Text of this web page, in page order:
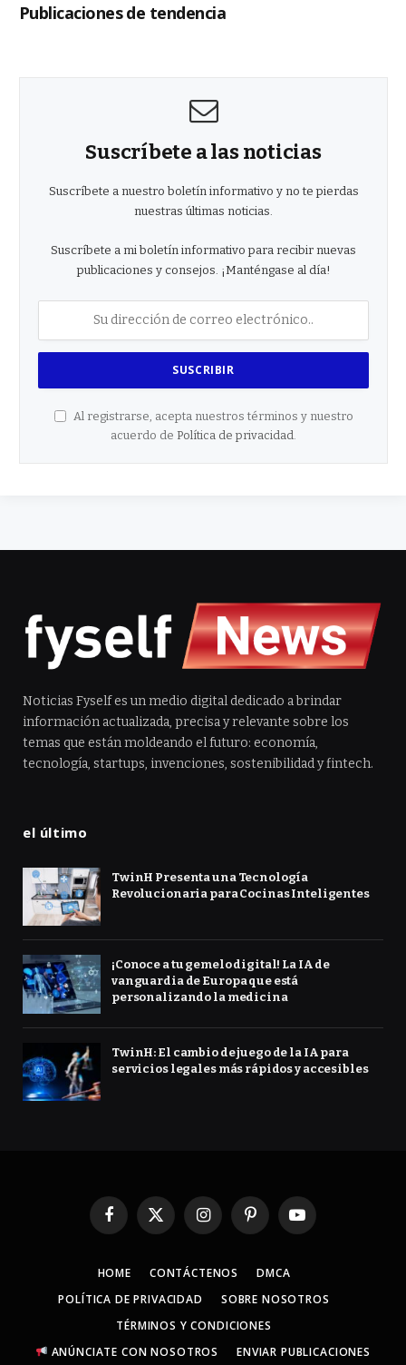
Publicaciones de tendencia
Suscríbete a las noticias
Suscríbete a nuestro boletín informativo y no te pierdas
nuestras últimas noticias.
Suscríbete a mi boletín informativo para recibir nuevas
publicaciones y consejos. ¡Manténgase al día!
Al registrarse, acepta nuestros términos y nuestro
acuerdo de Política de privacidad
Noticias Fyself es un medio digital dedicado a brindar
información actualizada, precisa y relevante sobre los
temas que están moldeando el futuro: economía,
tecnología, startups, invenciones, sostenibilidad y fintech.
el último
TwinH Presenta una Tecnología
Revolucionaria para Cocinas Inteligentes
¡Conoce a tu gemelo digital! La IA de
vanguardia de Europa que está
personalizando la medicina
TwinH: El cambio de juego de la IA para
servicios legales más rápidos y accesibles
Facebook
X
InstagramPinterestYouTube
HOME CONTÁCTENOS
DMCA
POLÍTICA DE PRIVACIDAD
SOBRE NOSOTROS
TÉRMINOS Y CONDICIONES
ANÚNCIATE CON NOSOTROS
ENVIAR PUBLICACIONES